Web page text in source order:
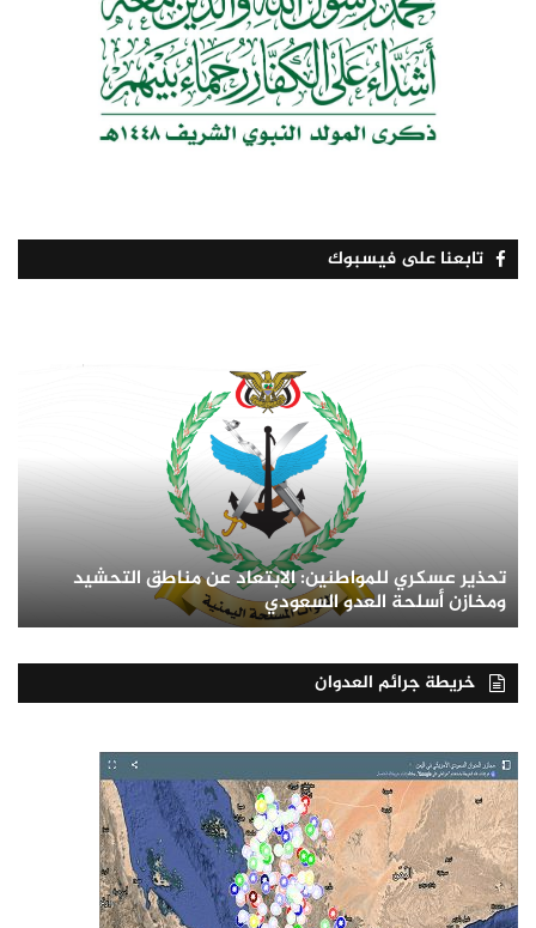
تابعنا على فيسبوك
تحذير عسكري للمواطنين: الابتعاد عن مناطق التحشيد
ومخازن أسلحة العدو السعودي
خريطة جرائم العدوان